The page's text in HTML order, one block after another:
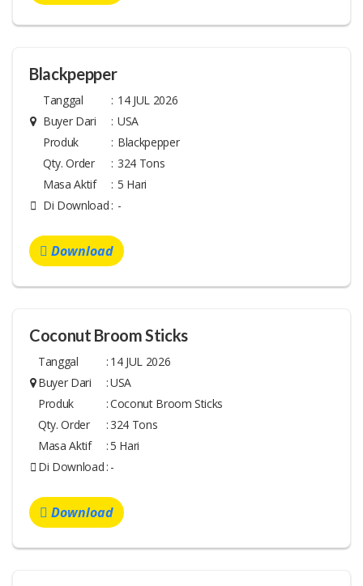
Blackpepper
Tanggal : 14 JUL 2026
Buyer Dari
: USA
Produk
: Blackpepper
Qty. Order
: 324 Tons
Masa Aktif
: 5 Hari
Di Download : -
Download
Coconut Broom Sticks
Tanggal : 14 JUL 2026
Buyer Dari
:USA
Produk
:Coconut Broom Sticks
Qty. Order
: 324 Tons
Masa Aktif
:5 Hari
Di Download : -
Download